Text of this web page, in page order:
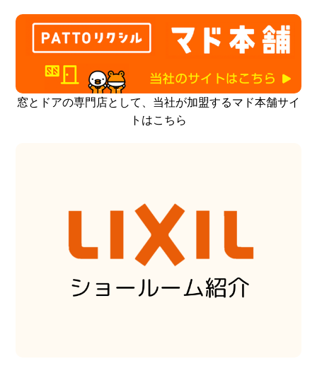
窓とドアの専門店として、当社が加盟するマド本舗サイ
トはこちら